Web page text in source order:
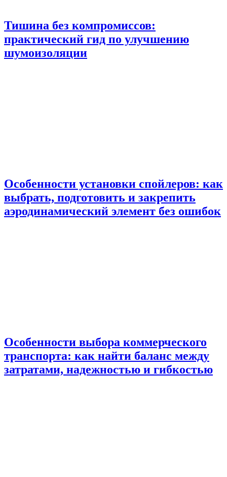
Тишина без компромиссов:
практический гид по улучшению
шумоизоляции
Особенности установки спойлеров: как
выбрать, подготовить и закрепить
аэродинамический элемент без ошибок
Особенности выбора коммерческого
транспорта: как найти баланс между
затратами, надежностью и гибкостью